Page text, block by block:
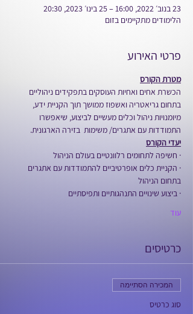
23 בנוב׳ 2022, 16:00 – 25 בינו׳ 2023, 20:30
הלימודים מתקיימים בזום
פרטי האירוע
מטרת הקורס
הכשרת אחים ואחיות העוסקים בתפקידים ניהוליים
בתחום גריאטריה ואשפוז ממושך תוך הקניית ידע,
מיומנויות ניהול וכלים מעשיים לביצוע, שיאפשרו
התמודדות עם אתגרים/ משימות  בזירה הארגונית.
יעדי הקורס
· חשיפה לתחומים רלוונטיים בעולם הניהול
· הקניית כלים אופרטיביים להתמודדות עם אתגרים
בתחום הניהול
· ביצוע שינויים התנהגותיים ותפיסתיים
עוד
כרטיסים
המכירה הסתיימה
סוג כרטיס